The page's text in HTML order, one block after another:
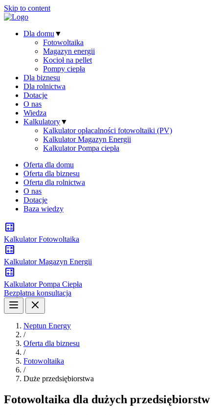
Skip to content
Dla domu ▼
Fotowoltaika
Magazyn energii
Kocioł na pellet
Pompy ciepła
Dla biznesu
Dla rolnictwa
Dotacje
O nas
Wiedza
Kalkulatory▼
Kalkulator opłacalności fotowoltaiki (PV)
Kalkulator Magazyn Energii
Kalkulator Pompa ciepła
Oferta dla domu
Oferta dla biznesu
Oferta dla rolnictwa
O nas
Dotacje
Baza wiedzy
Kalkulator Fotowoltaika
Kalkulator Magazyn Energii
Kalkulator Pompa Ciepła
Bezpłatna konsultacja
Neptun Energy
/
Oferta dla biznesu
/
Fotowoltaika
/
Duże przedsiębiorstwa
Fotowoltaika dla dużych przedsiębiorstw